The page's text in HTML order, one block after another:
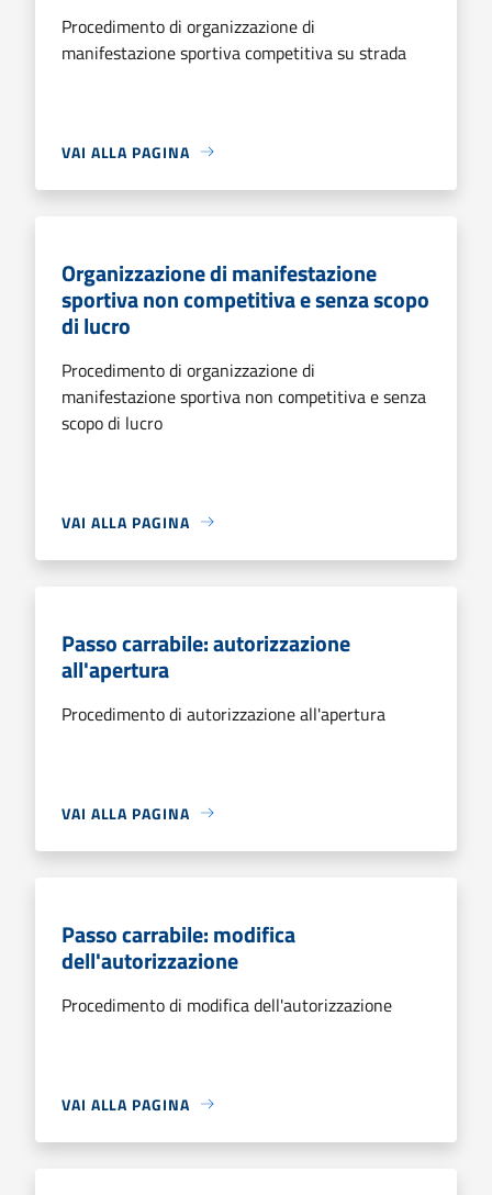
Procedimento di organizzazione di
manifestazione sportiva competitiva su strada
VAI ALLA PAGINA
Organizzazione di manifestazione
sportiva non competitiva e senza scopo
di lucro
Procedimento di organizzazione di
manifestazione sportiva non competitiva e senza
scopo di lucro
VAI ALLA PAGINA
Passo carrabile: autorizzazione
all'apertura
Procedimento di autorizzazione all'apertura
VAI ALLA PAGINA
Passo carrabile: modifica
dell'autorizzazione
Procedimento di modifica dell'autorizzazione
VAI ALLA PAGINA